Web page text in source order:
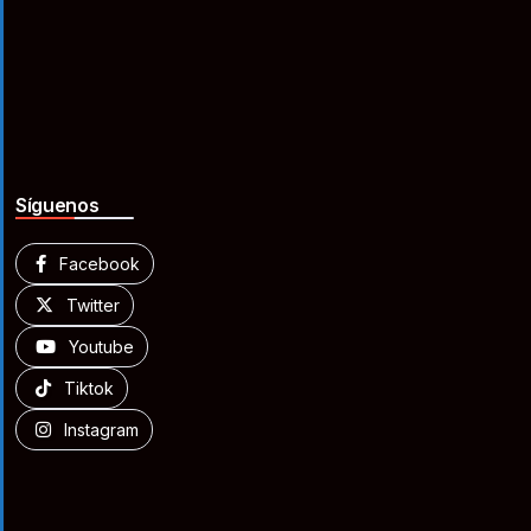
Síguenos
Facebook
Twitter
Youtube
Tiktok
Instagram